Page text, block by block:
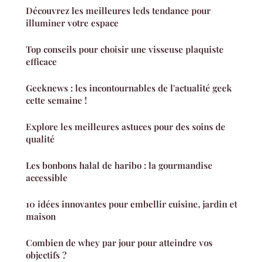
Découvrez les meilleures leds tendance pour
illuminer votre espace
Top conseils pour choisir une visseuse plaquiste
efficace
Geeknews : les incontournables de l'actualité geek
cette semaine !
Explore les meilleures astuces pour des soins de
qualité
Les bonbons halal de haribo : la gourmandise
accessible
10 idées innovantes pour embellir cuisine, jardin et
maison
Combien de whey par jour pour atteindre vos
objectifs ?